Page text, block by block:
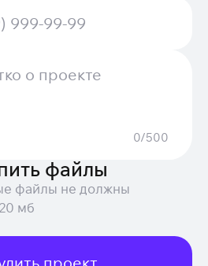
0/500
файлы
файлы не должны
мб